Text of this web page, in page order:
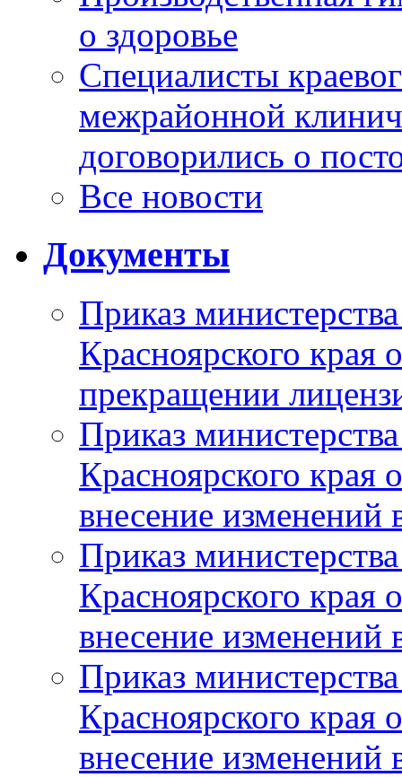
о здоровье
Специалисты
межрайонной
договорились о
Все новости
Документы
Приказ
Красноярского
прекращении
Приказ
Красноярского
внесение изменений
Приказ
Красноярского
внесение изменений
Приказ
Красноярского
внесение изменений